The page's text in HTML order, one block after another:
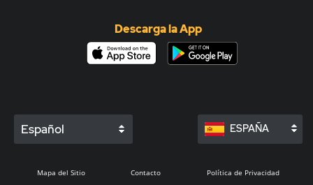
Descarga la App
Español ESPAÑA
Mapa del Sitio Contacto Política de Privacidad